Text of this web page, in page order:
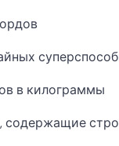
в килограммы
содержащие